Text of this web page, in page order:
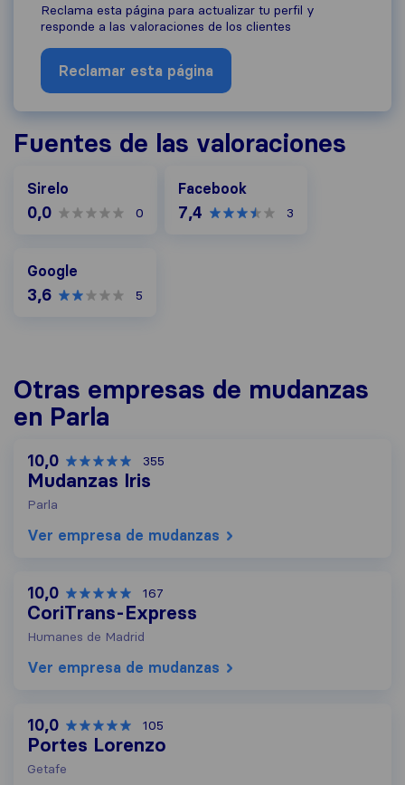
Reclama esta página para actualizar tu perfil y
responde a las valoraciones de los clientes
Reclamar esta página
Fuentes de las valoraciones
Sirelo
0,0 0
Facebook
7,4 3
Google
3,6 5
Otras empresas de mudanzas
en Parla
10,0 355
Mudanzas Iris
Parla
Ver empresa de mudanzas
10,0 167
CoriTrans-Express
Humanes de Madrid
Ver empresa de mudanzas
10,0 105
Portes Lorenzo
Getafe